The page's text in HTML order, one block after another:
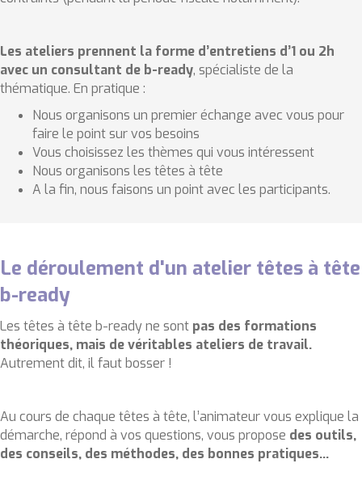
Les ateliers prennent la forme d’entretiens d’1 ou 2h
avec un consultant de b-ready, spécialiste de la
thématique. En pratique :
Nous organisons un premier échange avec vous pour
faire le point sur vos besoins
Vous choisissez les thèmes qui vous intéressent
Nous organisons les têtes à tête
A la fin, nous faisons un point avec les participants.
Le déroulement d'un atelier têtes à tête
b-ready
Les têtes à tête b-ready ne sont pas des formations
théoriques, mais de véritables ateliers de travail.
Autrement dit, il faut bosser !
Au cours de chaque têtes à tête, l’animateur vous explique la
démarche, répond à vos questions, vous propose des outils,
des conseils, des méthodes, des bonnes pratiques…